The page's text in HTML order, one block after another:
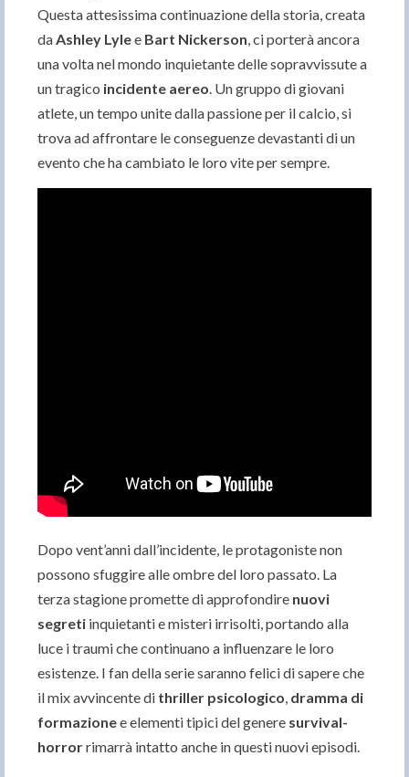
Questa attesissima continuazione della storia, creata
daAshley Lylee Bart Nickerson, ci porterà ancora
una volta nel mondo inquietante delle sopravvissute a
un tragico incidente aereo. Un gruppo di giovani
atlete, un tempo unite dalla passione per il calcio, si
trova ad affrontare le conseguenze devastanti di un
evento che ha cambiato le loro vite per sempre.
Dopo vent’anni dall’incidente, le protagoniste non
possono sfuggire alle ombre del loro passato. La
terza stagione promette di approfondire nuovi
segreti inquietanti e misteri irrisolti, portando alla
luce i traumi che continuano a influenzare le loro
esistenze. I fan della serie saranno felici di sapere che
il mix avvincente di thriller psicologico, dramma di
formazionee elementi tipici del genere survival-
horrorrimarrà intatto anche in questi nuovi episodi.